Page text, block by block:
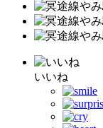
いいね